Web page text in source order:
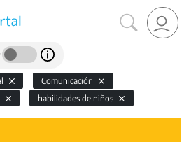
Comunicación
habilidades de niños